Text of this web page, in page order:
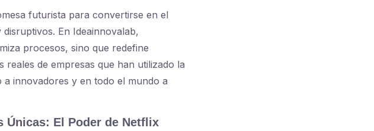
futurista para convertirse en el
En Ideainnovalab,
procesos, sino que redefine
de empresas que han utilizado la
innovadores y en todo el mundo a
Únicas: El Poder de Netflix